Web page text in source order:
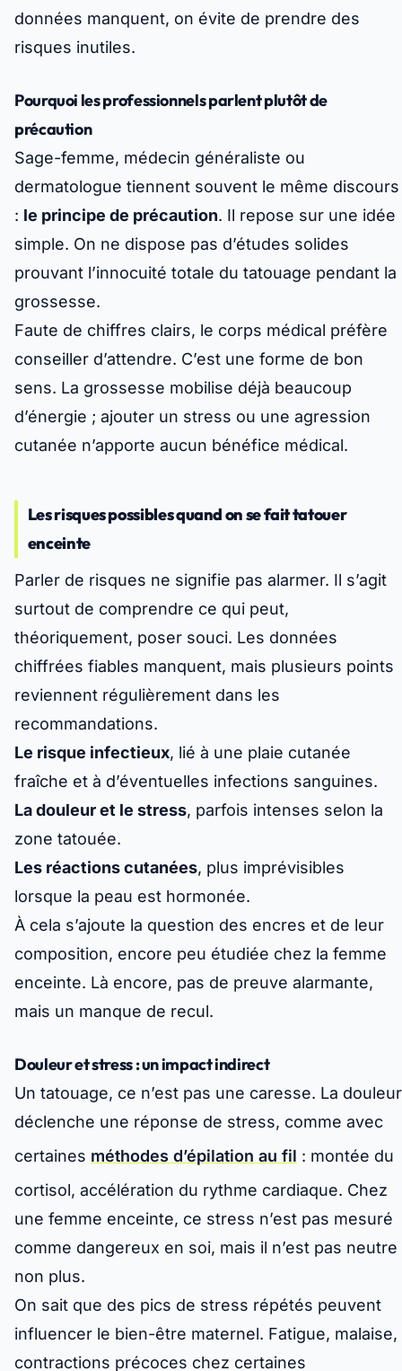
données manquent, on évite de prendre des
risques inutiles.
Pourquoi les professionnels parlent plutôt de
précaution
Sage-femme, médecin généraliste ou
dermatologue tiennent souvent le même discours
: le principe de précaution. Il repose sur une idée
simple. On ne dispose pas d’études solides
prouvant l’innocuité totale du tatouage pendant la
grossesse.
Faute de chiffres clairs, le corps médical préfère
conseiller d’attendre. C’est une forme de bon
sens. La grossesse mobilise déjà beaucoup
d’énergie ; ajouter un stress ou une agression
cutanée n’apporte aucun bénéfice médical.
Les risques possibles quand on se fait tatouer
enceinte
Parler de risques ne signifie pas alarmer. Il s’agit
surtout de comprendre ce qui peut,
théoriquement, poser souci. Les données
chiffrées fiables manquent, mais plusieurs points
reviennent régulièrement dans les
recommandations.
Le risque infectieux, lié à une plaie cutanée
fraîche et à d’éventuelles infections sanguines.
La douleur et le stress, parfois intenses selon la
zone tatouée.
Les réactions cutanées, plus imprévisibles
lorsque la peau est hormonée.
À cela s’ajoute la question des encres et de leur
composition, encore peu étudiée chez la femme
enceinte. Là encore, pas de preuve alarmante,
mais un manque de recul.
Douleur et stress : un impact indirect
Un tatouage, ce n’est pas une caresse. La douleur
déclenche une réponse de stress, comme avec
certaines méthodes d’épilation au fil : montée du
cortisol, accélération du rythme cardiaque. Chez
une femme enceinte, ce stress n’est pas mesuré
comme dangereux en soi, mais il n’est pas neutre
non plus.
On sait que des pics de stress répétés peuvent
influencer le bien-être maternel. Fatigue, malaise,
contractions précoces chez certaines